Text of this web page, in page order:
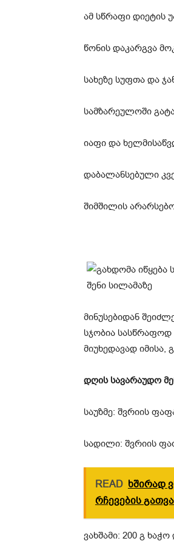
ამ სწრაფი დიეტის
წონის დაკარგვა
სახეზე სუფთა და
სამზარეულოში
იაფი და
დაბალანსებული
შიმშილის
მინუსებიდან
სჯობია სასწრაფოდ
მიუხედავად იმისა,
დღის სავარაუდო
საუზმე: შვრიის
სადილი: შვრიის
READ ხშირად
რჩევების
ვახშამი: 200 გ